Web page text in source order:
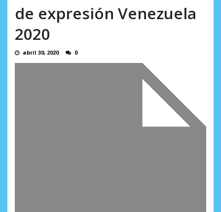
de expresión Venezuela
2020
abril 30, 2020 0